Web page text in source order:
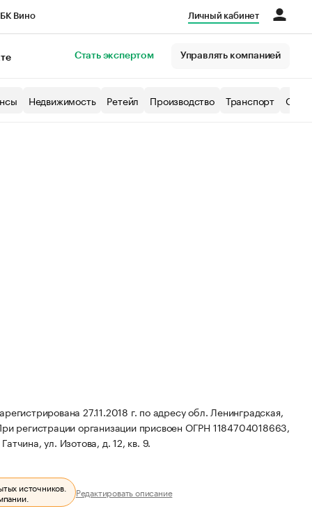
Вино Личный кабинет
Стать экспертом Управлять компанией
Недвижимость Ретейл Производство Транспорт
27.11.2018 г. по адресу обл. Ленинградская,
регистрации организации присвоен ОГРН 1184704018663,
ул. Изотова, д. 12, кв. 9.
источников. Редактировать описание